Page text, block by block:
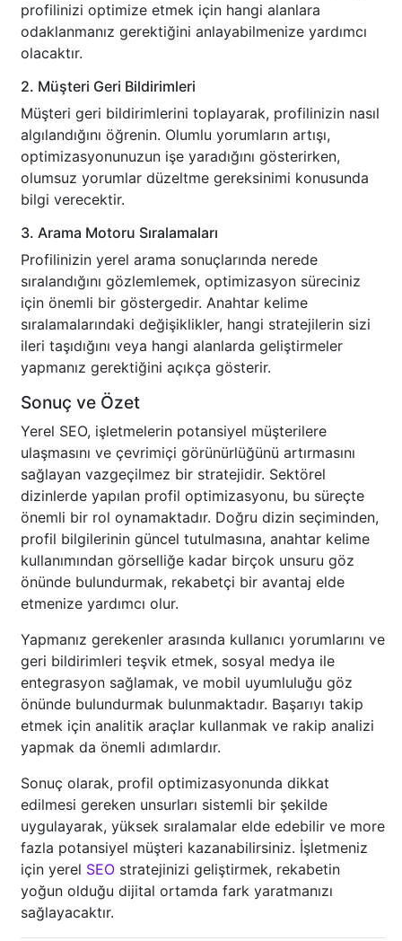
profilinizi optimize etmek için hangi alanlara
odaklanmanız gerektiğini anlayabilmenize yardımcı
olacaktır.
2. Müşteri Geri Bildirimleri
Müşteri geri bildirimlerini toplayarak, profilinizin nasıl
algılandığını öğrenin. Olumlu yorumların artışı,
optimizasyonunuzun işe yaradığını gösterirken,
olumsuz yorumlar düzeltme gereksinimi konusunda
bilgi verecektir.
3. Arama Motoru Sıralamaları
Profilinizin yerel arama sonuçlarında nerede
sıralandığını gözlemlemek, optimizasyon süreciniz
için önemli bir göstergedir. Anahtar kelime
sıralamalarındaki değişiklikler, hangi stratejilerin sizi
ileri taşıdığını veya hangi alanlarda geliştirmeler
yapmanız gerektiğini açıkça gösterir.
Sonuç ve Özet
Yerel SEO, işletmelerin potansiyel müşterilere
ulaşmasını ve çevrimiçi görünürlüğünü artırmasını
sağlayan vazgeçilmez bir stratejidir. Sektörel
dizinlerde yapılan profil optimizasyonu, bu süreçte
önemli bir rol oynamaktadır. Doğru dizin seçiminden,
profil bilgilerinin güncel tutulmasına, anahtar kelime
kullanımından görselliğe kadar birçok unsuru göz
önünde bulundurmak, rekabetçi bir avantaj elde
etmenize yardımcı olur.
Yapmanız gerekenler arasında kullanıcı yorumlarını ve
geri bildirimleri teşvik etmek, sosyal medya ile
entegrasyon sağlamak, ve mobil uyumluluğu göz
önünde bulundurmak bulunmaktadır. Başarıyı takip
etmek için analitik araçlar kullanmak ve rakip analizi
yapmak da önemli adımlardır.
Sonuç olarak, profil optimizasyonunda dikkat
edilmesi gereken unsurları sistemli bir şekilde
uygulayarak, yüksek sıralamalar elde edebilir ve more
fazla potansiyel müşteri kazanabilirsiniz. İşletmeniz
için yerel SEO stratejinizi geliştirmek, rekabetin
yoğun olduğu dijital ortamda fark yaratmanızı
sağlayacaktır.